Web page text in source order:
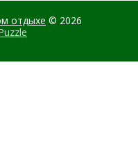
отдыхе © 2026